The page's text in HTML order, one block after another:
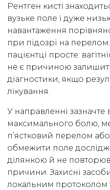
Рентген кисті
вузьке поле і дуже
навантаження
при підозрі на
пацієнтці просте:
не є причиною
діагностики, якщо
лікування.
У направленні зазначте
максимального болю,
п’ястковий перелом
обмежити поле
ділянкою й не
причини. Захисні
локальним протоколом